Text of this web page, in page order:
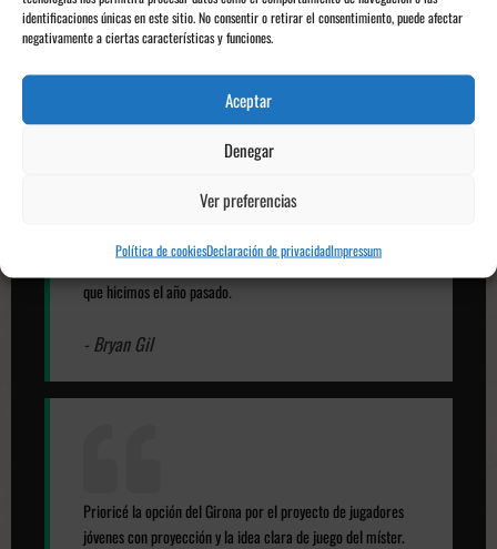
identificaciones únicas en este sitio. No consentir o retirar el consentimiento, puede afectar
negativamente a ciertas características y funciones.
Aceptar
Denegar
Ver preferencias
Política de cookiesDeclaración de privacidadImpressum
propio jugador hace días anteriores,aprovechar las
segundas oportunidades que el fútbol ofrece
del Girona FC:
Tenía muy claro que quería estar aquí y darle continuidad a lo
que hicimos el año pasado.
- Bryan Gil
Prioricé la opción del Girona por el proyecto de jugadores
jóvenes con proyección y la idea clara de juego del míster.